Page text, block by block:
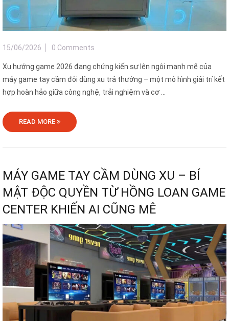
15/06/2026 0 Comments
Xu hướng game 2026 đang chứng kiến sự lên ngôi mạnh mẽ của
máy game tay cầm đôi dùng xu trả thưởng – một mô hình giải trí kết
hợp hoàn hảo giữa công nghệ, trải nghiệm và cơ ...
READ MORE
MÁY GAME TAY CẦM DÙNG XU – BÍ
MẬT ĐỘC QUYỀN TỪ HỒNG LOAN GAME
CENTER KHIẾN AI CŨNG MÊ